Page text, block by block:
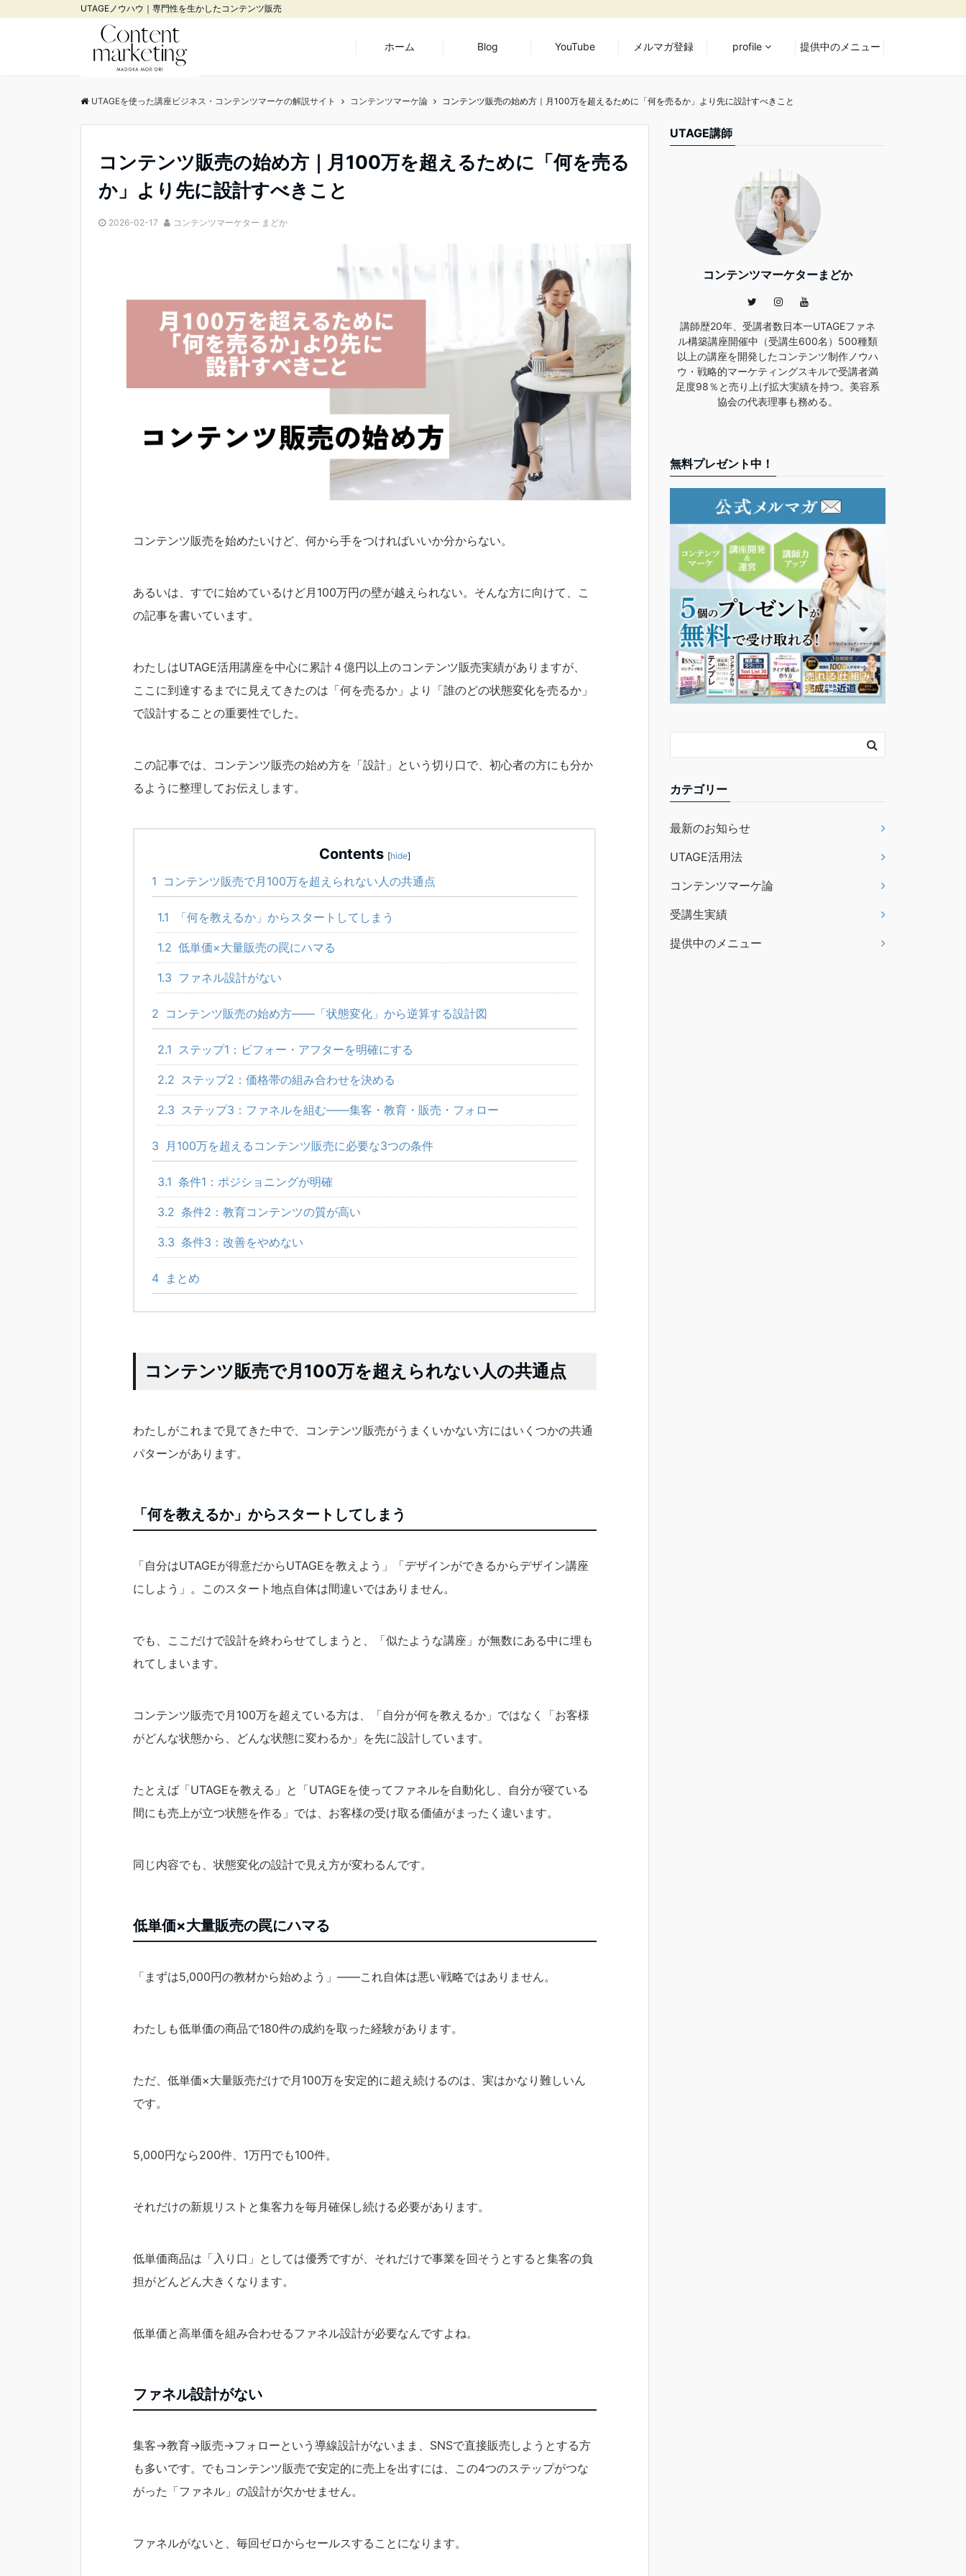
UTAGEノウハウ｜専門性を生かしたコンテンツ販売
ホーム Blog YouTube メルマガ登録 profile 提供中のメニュー
UTAGEを使った講座ビジネス・コンテンツマーケの解説サイト コンテンツマーケ論 コンテンツ販売の始め方｜月100万を超えるために「何を売るか」より先に設計すべきこと
コンテンツ販売の始め方｜月100万を超えるために「何を売る
か」より先に設計すべきこと
2026-02-17 コンテンツマーケター まどか
コンテンツ販売を始めたいけど、何から手をつければいいか分からない。
あるいは、すでに始めているけど月100万円の壁が越えられない。そんな方に向けて、こ
の記事を書いています。
わたしはUTAGE活用講座を中心に累計４億円以上のコンテンツ販売実績がありますが、
ここに到達するまでに見えてきたのは「何を売るか」より「誰のどの状態変化を売るか」
で設計することの重要性でした。
この記事では、コンテンツ販売の始め方を「設計」という切り口で、初心者の方にも分か
るように整理してお伝えします。
Contents [hide]
1 コンテンツ販売で月100万を超えられない人の共通点
1.1 「何を教えるか」からスタートしてしまう
1.2 低単価×大量販売の罠にハマる
1.3 ファネル設計がない
2 コンテンツ販売の始め方——「状態変化」から逆算する設計図
2.1 ステップ1：ビフォー・アフターを明確にする
2.2 ステップ2：価格帯の組み合わせを決める
2.3 ステップ3：ファネルを組む——集客・教育・販売・フォロー
3 月100万を超えるコンテンツ販売に必要な3つの条件
3.1 条件1：ポジショニングが明確
3.2 条件2：教育コンテンツの質が高い
3.3 条件3：改善をやめない
4 まとめ
コンテンツ販売で月100万を超えられない人の共通点
わたしがこれまで見てきた中で、コンテンツ販売がうまくいかない方にはいくつかの共通
パターンがあります。
「何を教えるか」からスタートしてしまう
「自分はUTAGEが得意だからUTAGEを教えよう」「デザインができるからデザイン講座
にしよう」。このスタート地点自体は間違いではありません。
でも、ここだけで設計を終わらせてしまうと、「似たような講座」が無数にある中に埋も
れてしまいます。
コンテンツ販売で月100万を超えている方は、「自分が何を教えるか」ではなく「お客様
がどんな状態から、どんな状態に変わるか」を先に設計しています。
たとえば「UTAGEを教える」と「UTAGEを使ってファネルを自動化し、自分が寝ている
間にも売上が立つ状態を作る」では、お客様の受け取る価値がまったく違います。
同じ内容でも、状態変化の設計で見え方が変わるんです。
低単価×大量販売の罠にハマる
「まずは5,000円の教材から始めよう」——これ自体は悪い戦略ではありません。
わたしも低単価の商品で180件の成約を取った経験があります。
ただ、低単価×大量販売だけで月100万を安定的に超え続けるのは、実はかなり難しいん
です。
5,000円なら200件、1万円でも100件。
それだけの新規リストと集客力を毎月確保し続ける必要があります。
低単価商品は「入り口」としては優秀ですが、それだけで事業を回そうとすると集客の負
担がどんどん大きくなります。
低単価と高単価を組み合わせるファネル設計が必要なんですよね。
ファネル設計がない
集客→教育→販売→フォローという導線設計がないまま、SNSで直接販売しようとする方
も多いです。でもコンテンツ販売で安定的に売上を出すには、この4つのステップがつな
がった「ファネル」の設計が欠かせません。
ファネルがないと、毎回ゼロからセールスすることになります。
UTAGE講師
コンテンツマーケターまどか
講師歴20年、受講者数日本一UTAGEファネ
ル構築講座開催中（受講生600名）500種類
以上の講座を開発したコンテンツ制作ノウハ
ウ・戦略的マーケティングスキルで受講者満
足度98％と売り上げ拡大実績を持つ。美容系
協会の代表理事も務める。
無料プレゼント中！
カテゴリー
最新のお知らせ
UTAGE活用法
コンテンツマーケ論
受講生実績
提供中のメニュー